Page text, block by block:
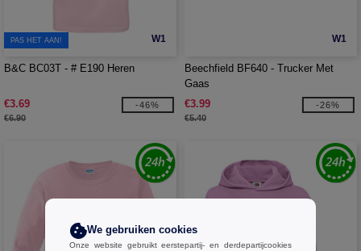
W1
PAS HET AAN!
B&C BC03T - # E190 Heren
€3.69
€6.90
-46%
W1
Beechfield BF640 - Trucker Met
Gaas
€3.99
€5.40
-26%
We gebruiken cookies
Onze website gebruikt eerstepartij- en derdepartijcookies